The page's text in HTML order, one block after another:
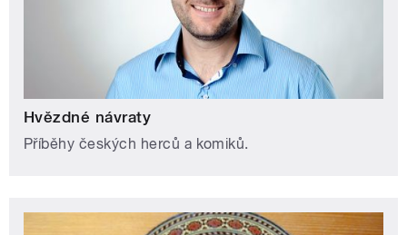
Hvězdné návraty
Příběhy českých herců a komiků.